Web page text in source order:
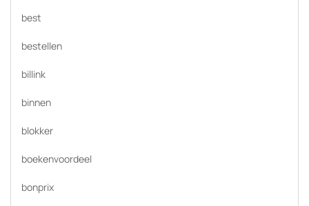
best
bestellen
billink
binnen
blokker
boekenvoordeel
bonprix